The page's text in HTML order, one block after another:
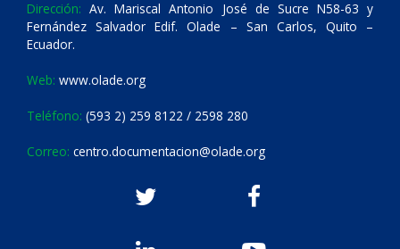
Dirección: Av. Mariscal Antonio José de Sucre N58-63 y
Fernández Salvador Edif. Olade – San Carlos, Quito –
Ecuador.
Web: www.olade.org
Teléfono: (593 2) 259 8122 / 2598 280
Correo: centro.documentacion@olade.org